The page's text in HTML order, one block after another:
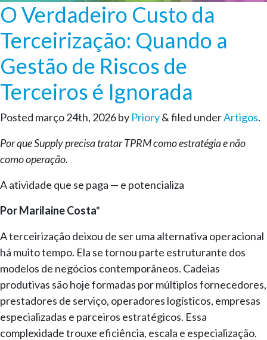
O Verdadeiro Custo da
Terceirização: Quando a
Gestão de Riscos de
Terceiros é Ignorada
Posted março 24th, 2026by Priory&filed underArtigos.
Por que Supply precisa tratar TPRM como estratégia e não
como operação.
A atividade que se paga — e potencializa
Por Marilaine Costa*
A terceirização deixou de ser uma alternativa operacional
há muito tempo. Ela se tornou parte estruturante dos
modelos de negócios contemporâneos. Cadeias
produtivas são hoje formadas por múltiplos fornecedores,
prestadores de serviço, operadores logísticos, empresas
especializadas e parceiros estratégicos. Essa
complexidade trouxe eficiência, escala e especialização.